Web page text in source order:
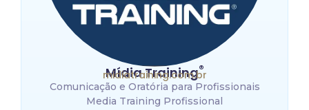
Mídia Training®
midiatraining.com.br
Comunicação e Oratória para Profissionais
Media Training Profissional